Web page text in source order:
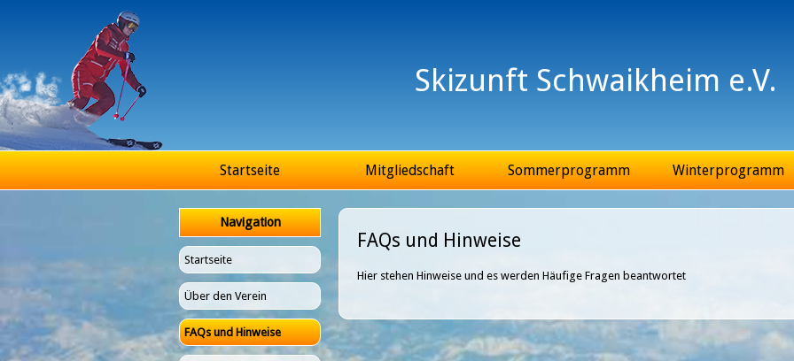
Skizunft Schwaikheim e.V.
Hauptmenü
Startseite Mitgliedschaft Sommerprogramm Winterprogramm
Navigation
Startseite
Über den Verein
FAQs und Hinweise
FAQs und Hinweise
Hier stehen Hinweise und es werden Häufige Fragen beantwortet